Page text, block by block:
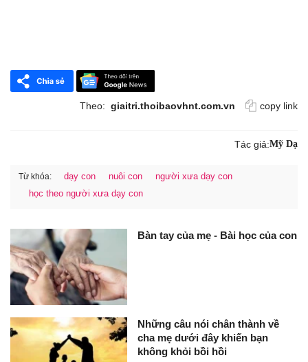
Theo: giaitri.thoibaovhnt.com.vn copy link
Tác giả:Mỹ Dạ
Từ khóa: dạy con nuôi con
người xưa dạy con
học theo người xưa dạy con
Bàn tay của mẹ - Bài học của con
Những câu nói chân thành về
cha mẹ dưới đây khiến bạn
không khỏi bồi hồi